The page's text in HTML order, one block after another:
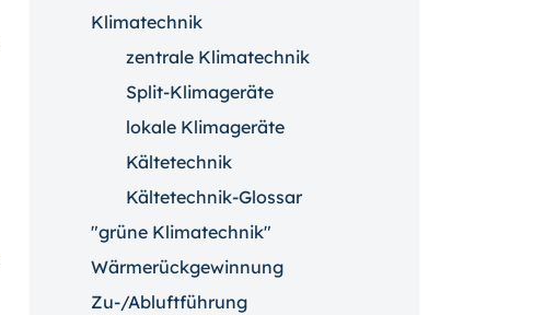
Klimatechnik
zentrale Klimatechnik
Split-Klimageräte
lokale Klimageräte
Kältetechnik
Kältetechnik-Glossar
"grüne Klimatechnik"
Wärmerückgewinnung
Zu-/Abluftführung